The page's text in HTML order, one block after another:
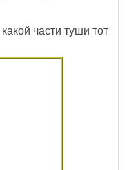
части туши тот